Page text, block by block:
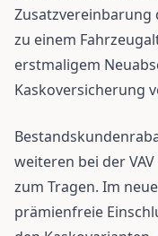
Zusatzvereinbarung
zu einem
erstmaligem
Kaskoversicherung
weiteren bei der
zum Tragen. Im
prämienfreie